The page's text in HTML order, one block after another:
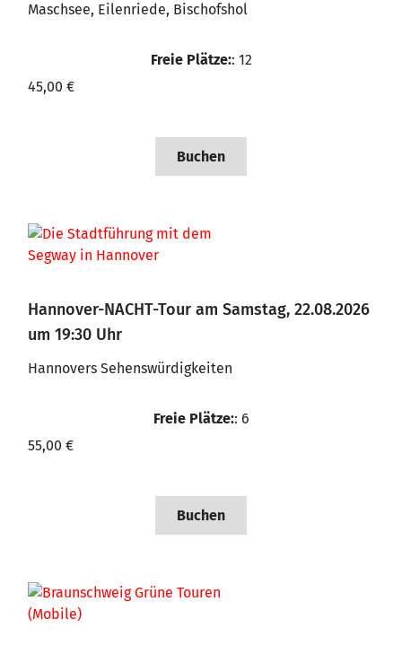
Maschsee, Eilenriede, Bischofshol
Freie Plätze:: 12
45,00 €
Buchen
Hannover-NACHT-Tour am Samstag, 22.08.2026
um 19:30 Uhr
Hannovers Sehenswürdigkeiten
Freie Plätze:: 6
55,00 €
Buchen